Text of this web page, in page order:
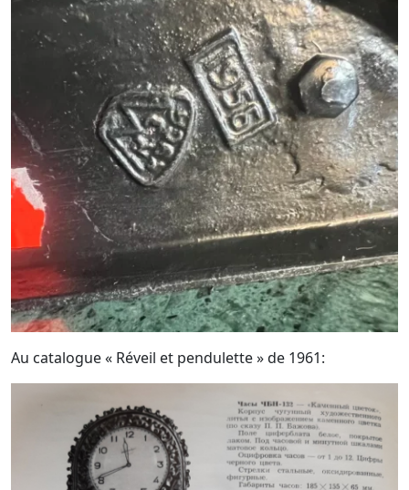
Au catalogue « Réveil et pendulette » de 1961: